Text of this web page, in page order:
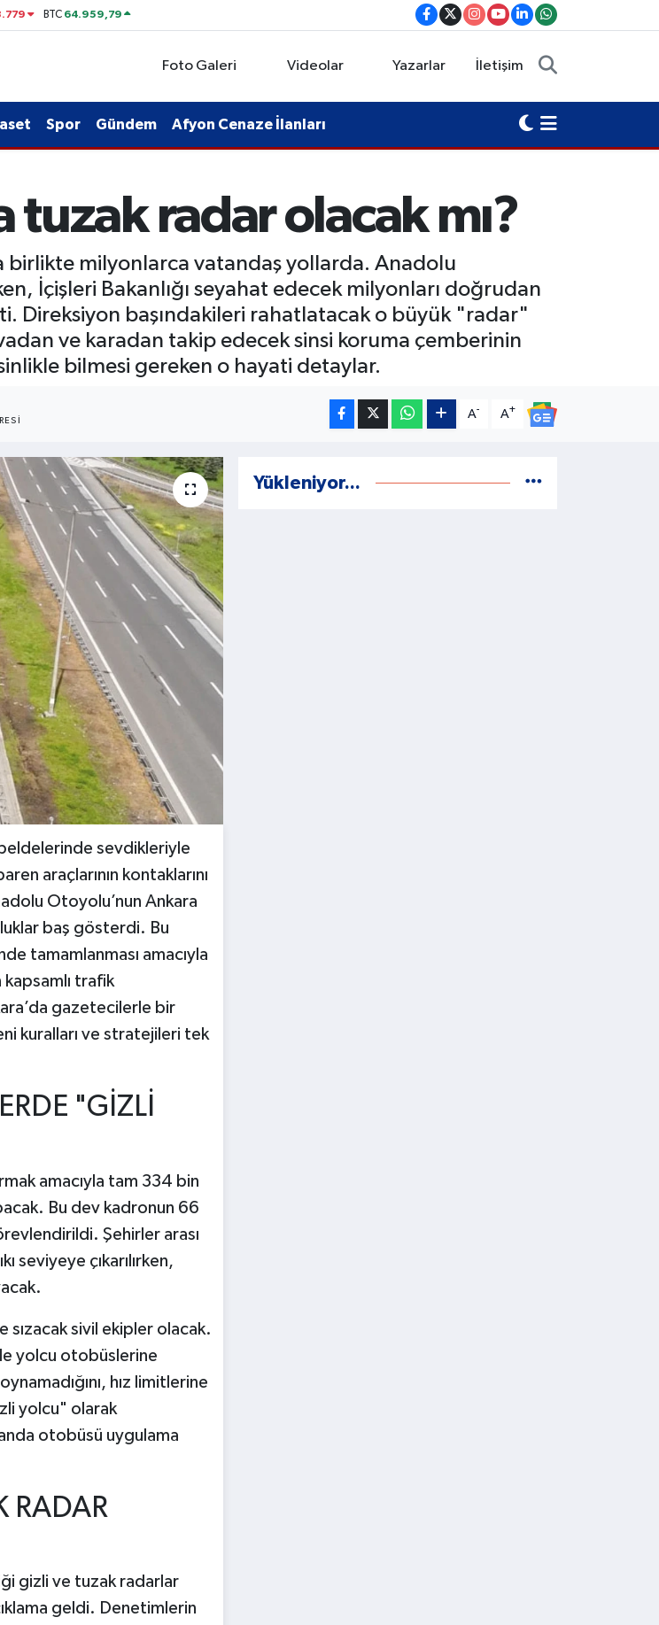
BTC 64.959,79
Foto Galeri Videolar Yazarlar İletişim
Spor Gündem Afyon Cenaze İlanları
radar olacak mı?
birlikte milyonlarca vatandaş yollarda. Anadolu
İçişleri Bakanlığı seyahat edecek milyonları doğrudan
Direksiyon başındakileri rahatlatacak o büyük "radar"
ve karadan takip edecek sinsi koruma çemberinin
bilmesi gereken o hayati detaylar.
A- A+
sevdikleriyle
araçlarının kontaklarını
Otoyolu’nun Ankara
baş gösterdi. Bu
tamamlanması amacıyla
trafik
gazetecilerle bir
kuralları ve stratejileri tek
"GİZLİ
amacıyla tam 334 bin
Bu dev kadronun 66
Şehirler arası
seviyeye çıkarılırken,
sızacak sivil ekipler olacak.
yolcu otobüslerine
hız limitlerine
yolcu" olarak
otobüsü uygulama
RADAR
gizli ve tuzak radarlar
geldi. Denetimlerin
Yükleniyor...